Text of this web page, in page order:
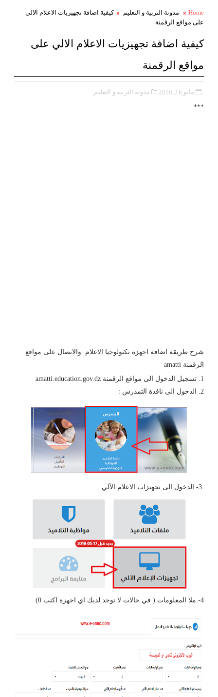
Home مدونة التربية و التعليم
كيفية اضافة تجهيزيات الاعلام الالي
على مواقع الرقمنة
كيفية اضافة تجهيزيات الاعلام الالي على
مواقع الرقمنة
مايو 16, 2018 مدونة التربية و التعليم,
***
شرح طريقة اضافة اجهزة تكنولوجيا الاعلام والاتصال على مواقع
الرقمنة amatti
تسجيل الدخول الى مواقع الرقمنة amatti.education.gov.dz
الدخول الى نافدة التمدرس :
4- ملا المعلومات ( في حالات لا توجد لديك اي اجهزة اكتب 0)